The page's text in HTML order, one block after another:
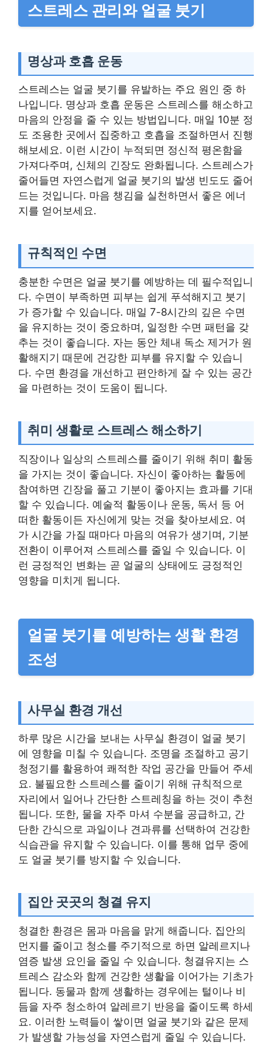
스트레스 관리와 얼굴 붓기
명상과 호흡 운동
스트레스는 얼굴 붓기를 유발하는 주요 원인 중 하
나입니다. 명상과 호흡 운동은 스트레스를 해소하고
마음의 안정을 줄 수 있는 방법입니다. 매일 10분 정
도 조용한 곳에서 집중하고 호흡을 조절하면서 진행
해보세요. 이런 시간이 누적되면 정신적 평온함을
가져다주며, 신체의 긴장도 완화됩니다. 스트레스가
줄어들면 자연스럽게 얼굴 붓기의 발생 빈도도 줄어
드는 것입니다. 마음 챙김을 실천하면서 좋은 에너
지를 얻어보세요.
규칙적인 수면
충분한 수면은 얼굴 붓기를 예방하는 데 필수적입니
다. 수면이 부족하면 피부는 쉽게 푸석해지고 붓기
가 증가할 수 있습니다. 매일 7-8시간의 깊은 수면
을 유지하는 것이 중요하며, 일정한 수면 패턴을 갖
추는 것이 좋습니다. 자는 동안 체내 독소 제거가 원
활해지기 때문에 건강한 피부를 유지할 수 있습니
다. 수면 환경을 개선하고 편안하게 잘 수 있는 공간
을 마련하는 것이 도움이 됩니다.
취미 생활로 스트레스 해소하기
직장이나 일상의 스트레스를 줄이기 위해 취미 활동
을 가지는 것이 좋습니다. 자신이 좋아하는 활동에
참여하면 긴장을 풀고 기분이 좋아지는 효과를 기대
할 수 있습니다. 예술적 활동이나 운동, 독서 등 어
떠한 활동이든 자신에게 맞는 것을 찾아보세요. 여
가 시간을 가질 때마다 마음의 여유가 생기며, 기분
전환이 이루어져 스트레스를 줄일 수 있습니다. 이
런 긍정적인 변화는 곧 얼굴의 상태에도 긍정적인
영향을 미치게 됩니다.
얼굴 붓기를 예방하는 생활 환경
조성
사무실 환경 개선
하루 많은 시간을 보내는 사무실 환경이 얼굴 붓기
에 영향을 미칠 수 있습니다. 조명을 조절하고 공기
청정기를 활용하여 쾌적한 작업 공간을 만들어 주세
요. 불필요한 스트레스를 줄이기 위해 규칙적으로
자리에서 일어나 간단한 스트레칭을 하는 것이 추천
됩니다. 또한, 물을 자주 마셔 수분을 공급하고, 간
단한 간식으로 과일이나 견과류를 선택하여 건강한
식습관을 유지할 수 있습니다. 이를 통해 업무 중에
도 얼굴 붓기를 방지할 수 있습니다.
집안 곳곳의 청결 유지
청결한 환경은 몸과 마음을 맑게 해줍니다. 집안의
먼지를 줄이고 청소를 주기적으로 하면 알레르지나
염증 발생 요인을 줄일 수 있습니다. 청결유지는 스
트레스 감소와 함께 건강한 생활을 이어가는 기초가
됩니다. 동물과 함께 생활하는 경우에는 털이나 비
듬을 자주 청소하여 알레르기 반응을 줄이도록 하세
요. 이러한 노력들이 쌓이면 얼굴 붓기와 같은 문제
가 발생할 가능성을 자연스럽게 줄일 수 있습니다.